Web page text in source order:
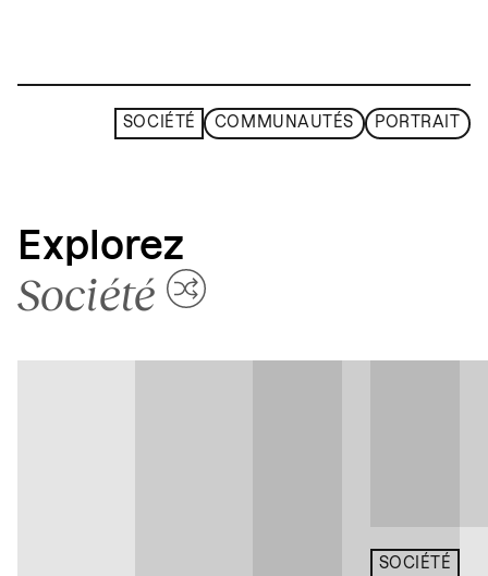
SOCIÉTÉ COMMUNAUTÉS PORTRAIT
Explorez
Société
SOCIÉTÉ